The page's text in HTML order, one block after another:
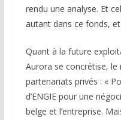
rendu une analyse. Et
autant dans ce fonds,
Quant à la future
Aurora se concrétise, le
partenariats privés : «
d’ENGIE pour une
belge et l’entreprise.